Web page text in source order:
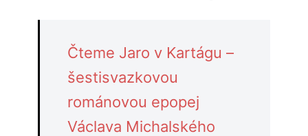
Čteme Jaro v Kartágu –
šestisvazkovou
románovou epopej
Václava Michalského